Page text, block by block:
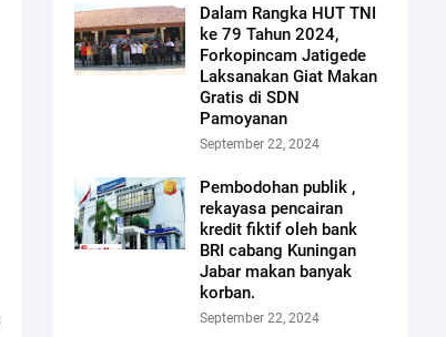
Dalam Rangka HUT TNI
ke 79 Tahun 2024,
Forkopincam Jatigede
Laksanakan Giat Makan
Gratis di SDN
Pamoyanan
September 22, 2024
Pembodohan publik ,
rekayasa pencairan
kredit fiktif oleh bank
BRI cabang Kuningan
Jabar makan banyak
korban.
September 22, 2024